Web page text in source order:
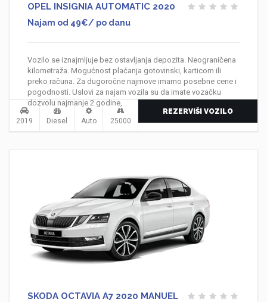
OPEL INSIGNIA AUTOMATIC 2020
Najam od 49€/ po danu
Vozilo se iznajmljuje bez ostavljanja depozita. Neograničena
kilometraža. Mogućnost plaćanja gotovinski, karticom ili
preko računa. Za dugoročne najmove imamo posebne cene i
pogodnosti. Uslovi za najam vozila su da imate vozačku
dozvolu najmanje 2 godine,
2019 Diesel Auto 25000
REZERVIŠI VOZILO
SKODA OCTAVIA A7 2020 MANUEL